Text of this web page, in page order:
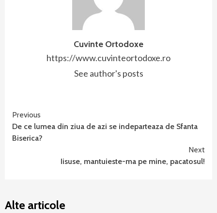
Cuvinte Ortodoxe
https://www.cuvinteortodoxe.ro
See author's posts
Continue
Reading
Previous
De ce lumea din ziua de azi se indeparteaza de Sfanta
Biserica?
Next
Iisuse, mantuieste-ma pe mine, pacatosul!
Alte articole